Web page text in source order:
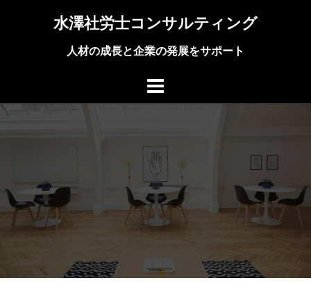
ス
水澤社労士コンサルティング
人材の成長と企業の発展をサポート